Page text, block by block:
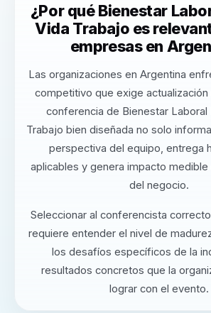
¿Por qué Bienestar
Vida Trabajo es
empresas en
Las organizaciones en Argentina
competitivo que exige actualización
conferencia de Bienestar Laboral
Trabajo bien diseñada no solo
perspectiva del equipo, entrega
aplicables y genera impacto
del negocio.
Seleccionar al conferencista
requiere entender el nivel de
los desafíos específicos de la
resultados concretos que la
lograr con el evento.